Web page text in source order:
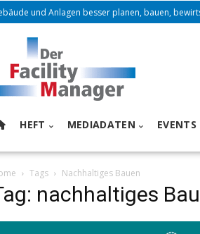
und Anlagen besser planen, bauen,
HEFT MEDIADATEN EVENTS
Tags Nachhaltiges Bauen
nachhaltiges